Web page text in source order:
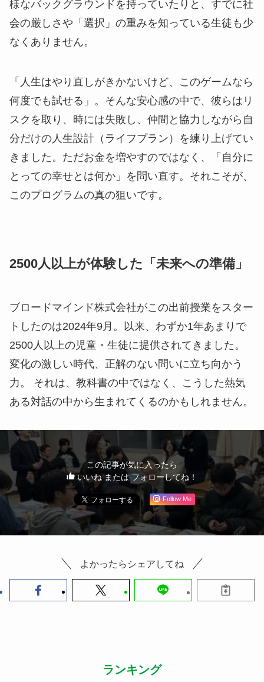
様なバックグラウンドを持っていたりと、すでに社
会の厳しさや「選択」の重みを知っている生徒も少
なくありません。
「人生はやり直しがきかないけど、このゲームなら
何度でも試せる」。そんな安心感の中で、彼らはリ
スクを取り、時には失敗し、仲間と協力しながら自
分だけの人生設計（ライフプラン）を練り上げてい
きました。ただお金を増やすのではなく、「自分に
とっての幸せとは何か」を問い直す。それこそが、
このプログラムの真の狙いです。
2500人以上が体験した「未来への準備」
ブロードマインド株式会社がこの出前授業をスター
トしたのは2024年9月。以来、わずか1年あまりで
2500人以上の児童・生徒に提供されてきました。
変化の激しい時代、正解のない問いに立ち向かう
力。 それは、教科書の中ではなく、こうした熱気
ある対話の中から生まれてくるのかもしれません。
この記事が気に入ったら
いいね または フォローしてね！
Follow Me
よかったらシェアしてね
ランキング